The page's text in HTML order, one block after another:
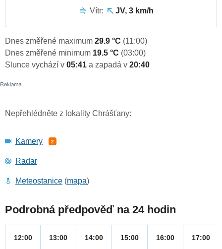
Vítr:
JV, 3 km/h
Dnes změřené maximum 29.9 °C (11:00)
Dnes změřené minimum 19.5 °C (03:00)
Slunce vychází v 05:41 a zapadá v 20:40
Nepřehlédněte z lokality Chrášťany:
Kamery 2
Radar
Meteostanice (mapa)
Podrobná předpověď na 24 hodin
12:00 13:00 14:00 15:00 16:00 17:00